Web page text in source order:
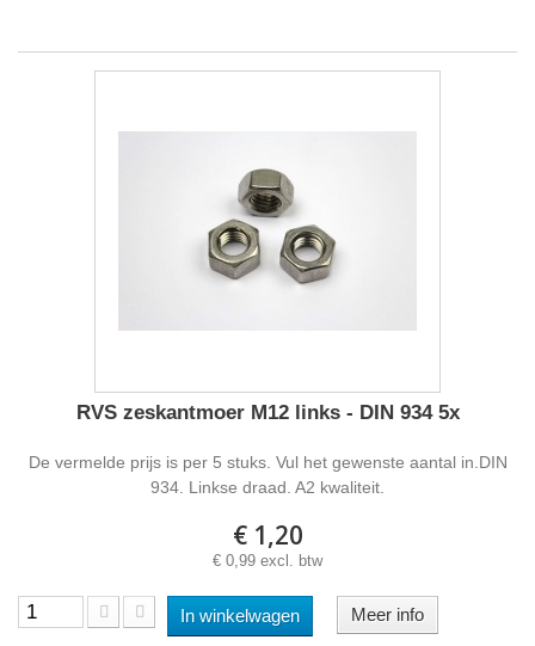
RVS zeskantmoer M12 links - DIN 934 5x
De vermelde prijs is per 5 stuks. Vul het gewenste aantal in.DIN
934. Linkse draad. A2 kwaliteit.
€ 1,20
€ 0,99 excl. btw
In winkelwagen Meer info